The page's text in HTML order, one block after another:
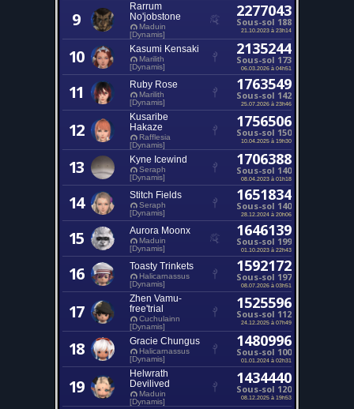
9
Rarrum
No'jobstone
Maduin
[Dynamis]
2277043
Sous-sol 188
21.10.2023 à 23h14
10 Kasumi Kensaki
Marilith
[Dynamis]
2135244
Sous-sol 173
06.03.2026 à 04h51
11 Ruby Rose
Marilith
[Dynamis]
1763549
Sous-sol 142
25.07.2026 à 23h46
12
Kusaribe
Hakaze
Rafflesia
[Dynamis]
1756506
Sous-sol 150
10.04.2025 à 19h30
13 Kyne Icewind
Seraph
[Dynamis]
1706388
Sous-sol 140
08.04.2023 à 01h18
14 Stitch Fields
Seraph
[Dynamis]
1651834
Sous-sol 140
28.12.2024 à 20h06
15 Aurora Moonx
Maduin
[Dynamis]
1646139
Sous-sol 199
01.10.2023 à 22h43
16 Toasty Trinkets
Halicarnassus
[Dynamis]
1592172
Sous-sol 197
08.07.2026 à 03h51
17
Zhen Vamu-
free'trial
Cuchulainn
[Dynamis]
1525596
Sous-sol 112
24.12.2025 à 07h49
18 Gracie Chungus
Halicarnassus
[Dynamis]
1480996
Sous-sol 100
01.01.2024 à 02h31
19
Helwrath
Devilived
Maduin
[Dynamis]
1434440
Sous-sol 120
08.12.2025 à 19h53